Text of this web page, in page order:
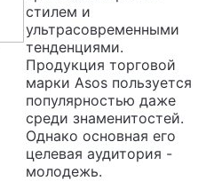
стилем и
ультрасовременными
тенденциями.
Продукция торговой
марки Asos пользуется
популярностью даже
среди знаменитостей.
Однако основная его
целевая аудитория -
молодежь.